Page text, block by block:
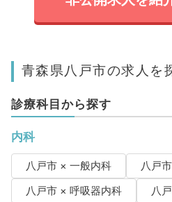
青森県八戸市の求人を
診療科目から探す
内科
八戸市 × 一般内科
八戸
八戸市 × 呼吸器内科
八